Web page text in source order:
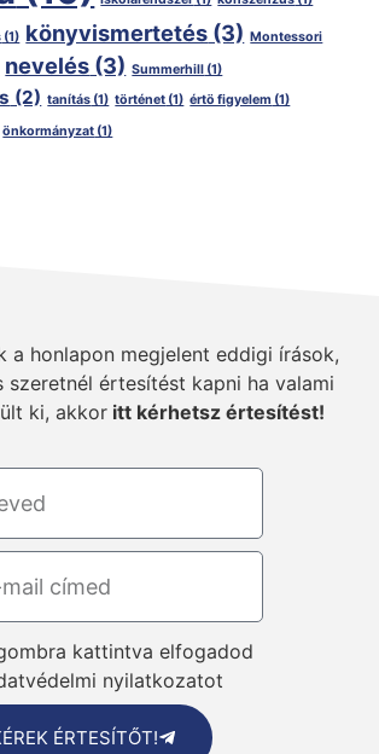
(1) könyvismertetés (3) Montessori
nevelés (3) Summerhill (1)
(2) tanítás (1) történet (1) értö figyelem (1)
önkormányzat (1)
a honlapon megjelent eddigi írások,
szeretnél értesítést kapni ha valami
ki, akkoritt kérhetsz értesítést!
kattintva elfogadod
nyilatkozatot
ÉRTESÍTŐT!